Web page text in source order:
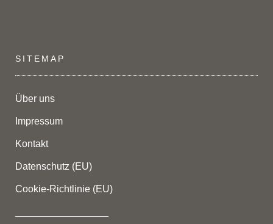
SITEMAP
Über uns
Impressum
Kontakt
Datenschutz (EU)
Cookie-Richtlinie (EU)